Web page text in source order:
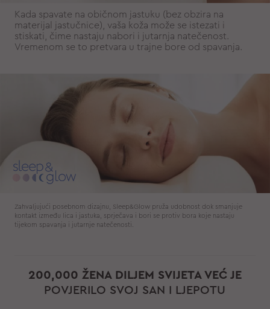
Kada spavate na običnom jastuku (bez obzira na
materijal jastučnice), vaša koža može se istezati i
stiskati, čime nastaju nabori i jutarnja natečenost.
Vremenom se to pretvara u trajne bore od spavanja.
Zahvaljujući posebnom dizajnu, Sleep&Glow pruža udobnost dok smanjuje
kontakt između lica i jastuka, sprječava i bori se protiv bora koje nastaju
tijekom spavanja i jutarnje natečenosti.
200,000 ŽENA DILJEM SVIJETA VEĆ JE
POVJERILO SVOJ SAN I LJEPOTU